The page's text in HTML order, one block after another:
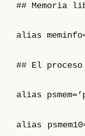
## Memoria
alias
## El proceso
alias
alias